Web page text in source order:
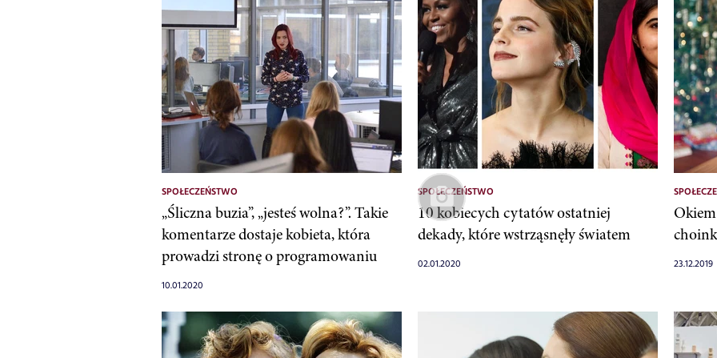
SPOŁECZEŃSTWO
„Śliczna buzia”, „jesteś wolna?”. Takie
komentarze dostaje kobieta, która
prowadzi stronę o programowaniu
10.01.2020
SPOŁECZEŃSTWO
10 kobiecych cytatów ostatniej
dekady, które wstrząsnęły światem
02.01.2020 23.12.2019